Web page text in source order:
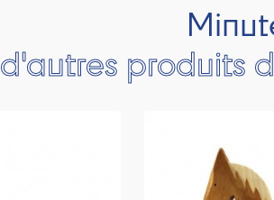
d'autres produits